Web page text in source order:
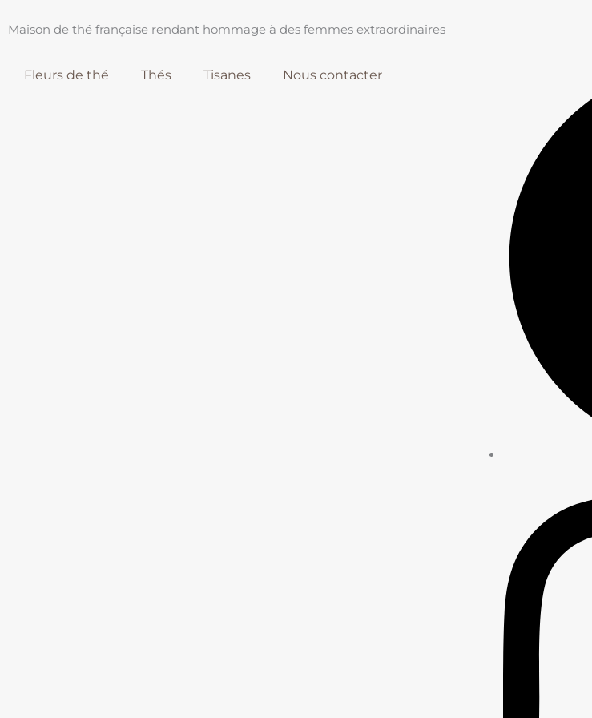
Maison de thé française rendant hommage à des femmes extraordinaires
Fleurs de thé Thés Tisanes Nous contacter